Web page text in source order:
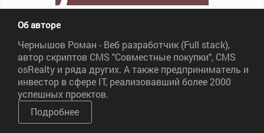
Об авторе
Чернышов Роман - Веб разработчик (Full stack),
автор скриптов CMS "Совместные покупки", CMS
osRealty и ряда других. А также предприниматель и
инвестор в сфере IT, реализовавший более 2000
успешных проектов.
Подробнее